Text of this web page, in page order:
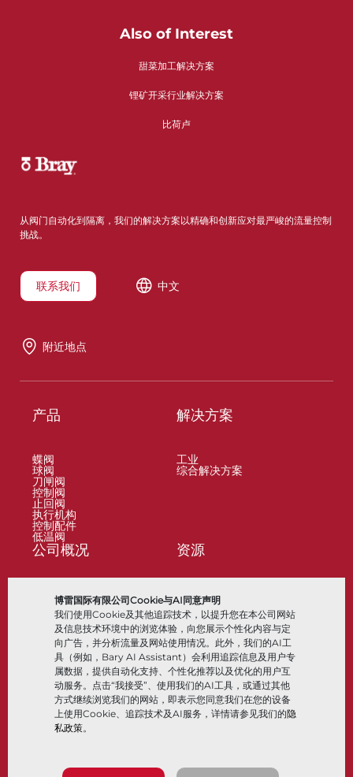
博雷国际有限公司Cookie与AI同意声明
我们使用Cookie及其他追踪技术，以提升您在本公司网站
及信息技术环境中的浏览体验，向您展示个性化内容与定
向广告，并分析流量及网站使用情况。此外，我们的AI工
具（例如，Bary AI Assistant）会利用追踪信息及用户专
属数据，提供自动化支持、个性化推荐以及优化的用户互
动服务。点击“我接受”、使用我们的AI工具，或通过其他
方式继续浏览我们的网站，即表示您同意我们在您的设备
上使用Cookie、追踪技术及AI服务，详情请参见我们的隐
私政策。
Also of Interest
甜菜加工解决方案
锂矿开采行业解决方案
比荷卢
从阀门自动化到隔离，我们的解决方案以精确和创新应对最严峻的流量控制
挑战。
联系我们 中文
附近地点
产品
蝶阀
球阀
刀闸阀
控制阀
止回阀
执行机构
控制配件
低温阀
解决方案
工业
综合解决方案
公司概况
合作伙伴
可持续性
客户门户
资源
文档
知识中心
软件
材料选择
关注我们 LinkedIn YouTube